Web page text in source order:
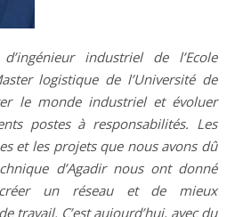
industriel de l’Ecole
logistique de l’Université de
le monde industriel et évoluer
postes à responsabilités. Les
et les projets que nous avons dû
d’Agadir nous ont donné
un réseau et de mieux
travail. C’est aujourd’hui, avec du